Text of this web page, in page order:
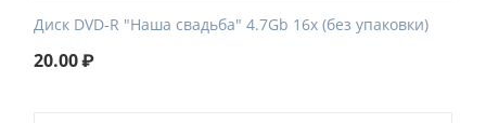
Диск DVD-R "Наша свадьба" 4.7Gb 16x (без упаковки)
20.00₽